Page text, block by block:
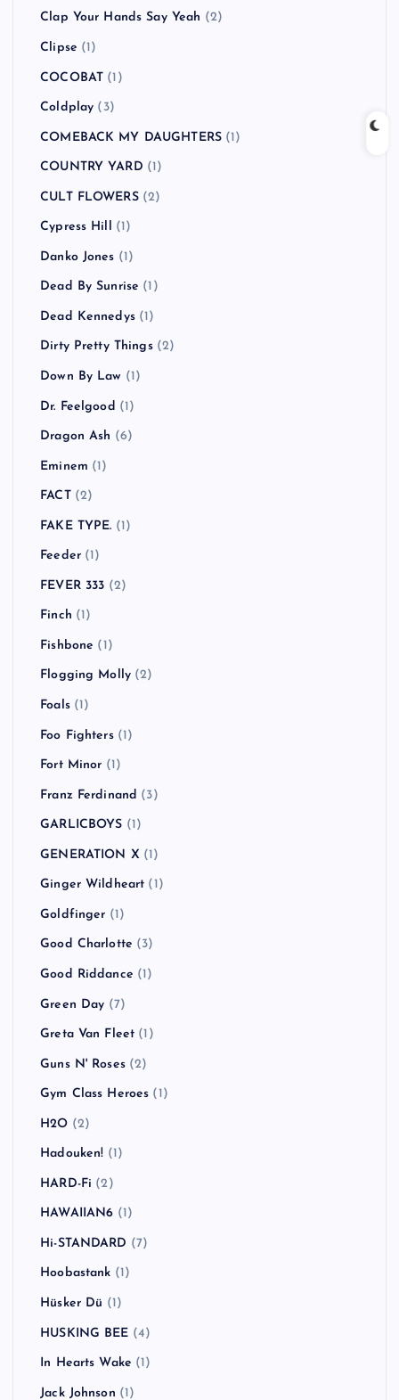
Clap Your Hands Say Yeah (2)
Clipse (1)
COCOBAT (1)
Coldplay (3)
COMEBACK MY DAUGHTERS (1)
COUNTRY YARD (1)
CULT FLOWERS(2)
Cypress Hill (1)
Danko Jones (1)
Dead By Sunrise (1)
Dead Kennedys(1)
Dirty Pretty Things(2)
Down By Law (1)
Dr. Feelgood (1)
Dragon Ash (6)
Eminem (1)
FACT(2)
FAKE TYPE. (1)
Feeder(1)
FEVER 333 (2)
Finch (1)
Fishbone (1)
Flogging Molly (2)
Foals(1)
Foo Fighters(1)
Fort Minor (1)
Franz Ferdinand (3)
GARLICBOYS (1)
GENERATION X (1)
Ginger Wildheart (1)
Goldfinger (1)
Good Charlotte (3)
Good Riddance (1)
Green Day (7)
Greta Van Fleet (1)
Guns N' Roses(2)
Gym Class Heroes (1)
H2O (2)
Hadouken! (1)
HARD-Fi (2)
HAWAIIAN6 (1)
Hi-STANDARD (7)
Hoobastank (1)
Hüsker Dü (1)
HUSKING BEE (4)
In Hearts Wake (1)
Jack Johnson (1)